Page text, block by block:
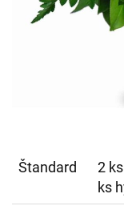
Štandard
2
ks